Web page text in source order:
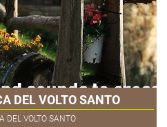
DEL VOLTO SANTO
DEL VOLTO SANTO